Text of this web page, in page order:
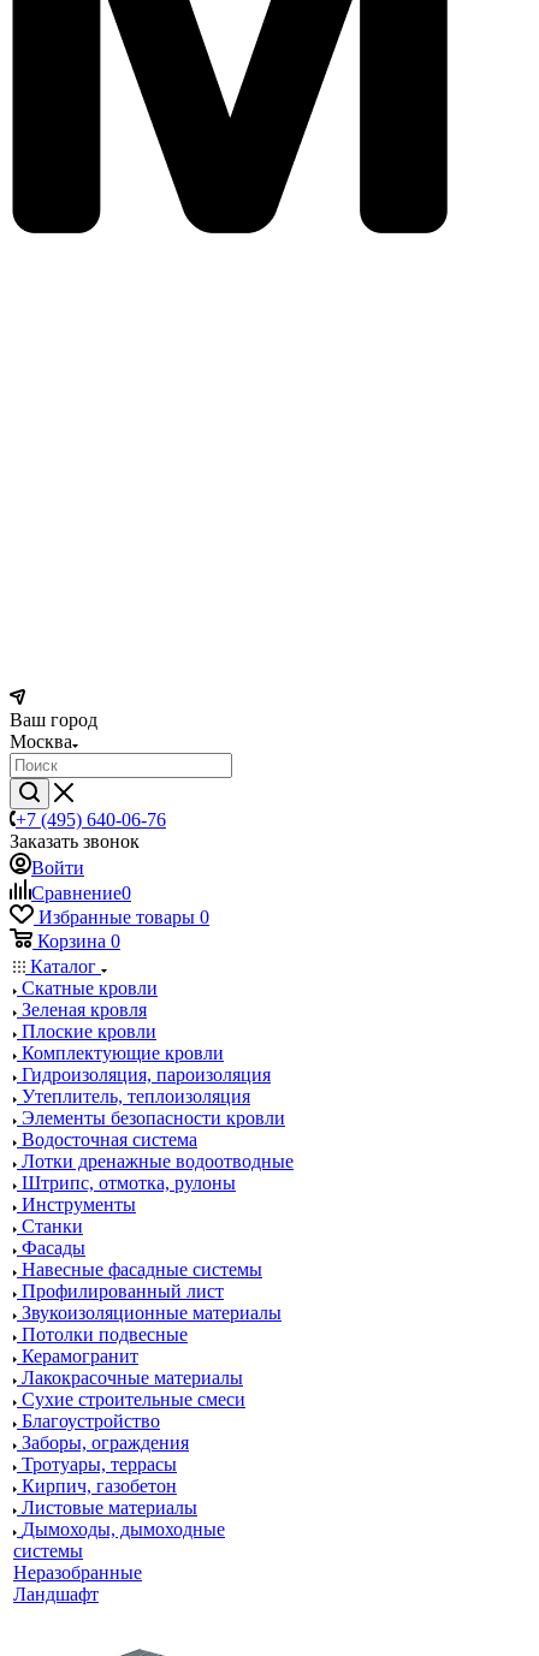
Ваш город
Москва
+7 (495) 640-06-76
Заказать звонок
Войти
Сравнение0
Избранные товары 0
Корзина 0
Каталог
Скатные кровли
Зеленая кровля
Плоские кровли
Комплектующие кровли
Гидроизоляция, пароизоляция
Утеплитель, теплоизоляция
Элементы безопасности кровли
Водосточная система
Лотки дренажные водоотводные
Штрипс, отмотка, рулоны
Инструменты
Станки
Фасады
Навесные фасадные системы
Профилированный лист
Звукоизоляционные материалы
Потолки подвесные
Керамогранит
Лакокрасочные материалы
Сухие строительные смеси
Благоустройство
Заборы, ограждения
Тротуары, террасы
Кирпич, газобетон
Листовые материалы
Дымоходы, дымоходные
системы
Неразобранные
Ландшафт